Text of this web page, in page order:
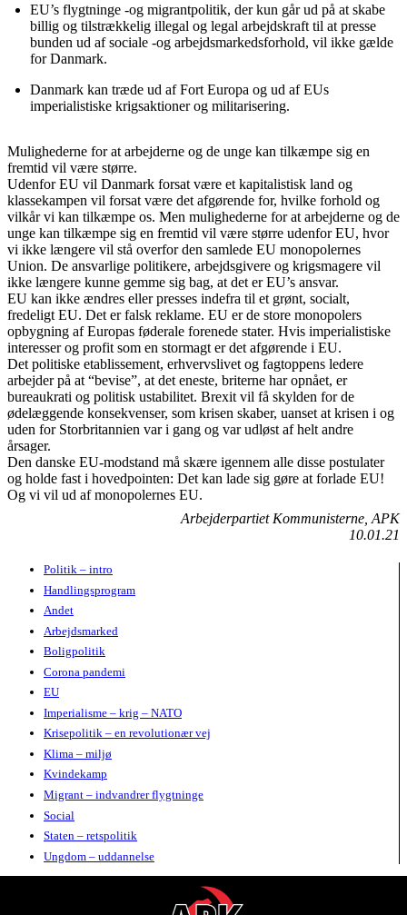
EU’s flygtninge -og migrantpolitik, der kun går ud på at skabe
billig og tilstrækkelig illegal og legal arbejdskraft til at presse
bunden ud af sociale -og arbejdsmarkedsforhold, vil ikke gælde
for Danmark.
Danmark kan træde ud af Fort Europa og ud af EUs
imperialistiske krigsaktioner og militarisering.
Mulighederne for at arbejderne og de unge kan tilkæmpe sig en
fremtid vil være større.
Udenfor EU vil Danmark forsat være et kapitalistisk land og
klassekampen vil forsat være det afgørende for, hvilke forhold og
vilkår vi kan tilkæmpe os. Men mulighederne for at arbejderne og de
unge kan tilkæmpe sig en fremtid vil være større udenfor EU, hvor
vi ikke længere vil stå overfor den samlede EU monopolernes
Union. De ansvarlige politikere, arbejdsgivere og krigsmagere vil
ikke længere kunne gemme sig bag, at det er EU’s ansvar.
EU kan ikke ændres eller presses indefra til et grønt, socialt,
fredeligt EU. Det er falsk reklame. EU er de store monopolers
opbygning af Europas føderale forenede stater. Hvis imperialistiske
interesser og profit som en stormagt er det afgørende i EU.
Det politiske etablissement, erhvervslivet og fagtoppens ledere
arbejder på at “bevise”, at det eneste, briterne har opnået, er
bureaukrati og politisk ustabilitet. Brexit vil få skylden for de
ødelæggende konsekvenser, som krisen skaber, uanset at krisen i og
uden for Storbritannien var i gang og var udløst af helt andre
årsager.
Den danske EU-modstand må skære igennem alle disse postulater
og holde fast i hovedpointen: Det kan lade sig gøre at forlade EU!
Og vi vil ud af monopolernes EU.
Arbejderpartiet Kommunisterne, APK
10.01.21
Politik – intro
Handlingsprogram
Andet
Arbejdsmarked
Boligpolitik
Corona pandemi
EU
Imperialisme – krig – NATO
Krisepolitik – en revolutionær vej
Klima – miljø
Kvindekamp
Migrant – indvandrer flygtninge
Social
Staten – retspolitik
Ungdom – uddannelse